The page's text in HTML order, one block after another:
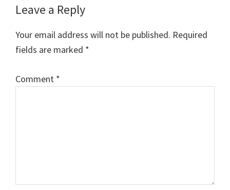
Leave a Reply
Your email address will not be published. Required
fields are marked *
Comment *